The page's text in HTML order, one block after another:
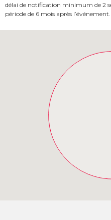
délai de notification minimum de 2
période de 6 mois après l’événement.